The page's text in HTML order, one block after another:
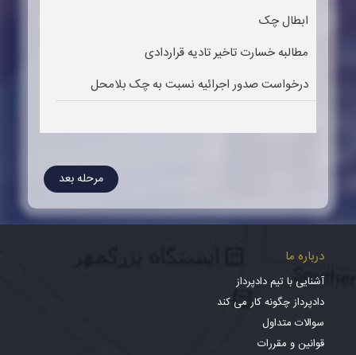
ابطال چک
مطالبه خسارت تاخیر تادیه قراردادی
درخواست صدور اجرائیه نسبت به چک بلامحل
مرحله بعد
درباره ما
آشنایی با تیم دادپرداز
دادپرداز چگونه کار می کند
سوالات متداول
قوانین و مقررات